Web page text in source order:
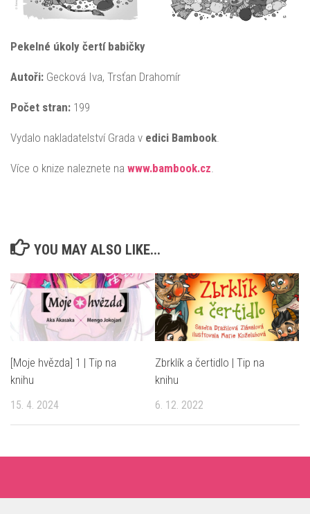
Pekelné úkoly čertí babičky
Autoři: Gecková Iva, Trsťan Drahomír
Počet stran: 199
Vydalo nakladatelství Grada v edici Bambook.
Více o knize naleznete na www.bambook.cz.
YOU MAY ALSO LIKE...
[Moje hvězda] 1 | Tip na
knihu
15. 4. 2024
Zbrklík a čertidlo | Tip na
knihu
6. 12. 2022